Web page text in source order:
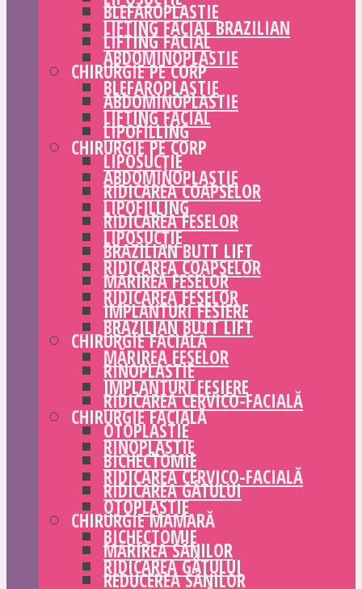
BLEFAROPLASTIE
LIFTING FACIAL
CHIRURGIE PE CORP
ABDOMINOPLASTIE
LIPOFILLING
LIPOSUCȚIE
RIDICAREA COAPSELOR
RIDICAREA FESELOR
BRAZILIAN BUTT LIFT
MĂRIREA FESELOR
IMPLANTURI FESIERE
CHIRURGIE FACIALĂ
RINOPLASTIE
RIDICAREA CERVICO-FACIALĂ
OTOPLASTIE
BICHECTOMIE
RIDICAREA GÂTULUI
CHIRURGIE MAMARĂ
MĂRIREA SÂNILOR
REDUCEREA SÂNILOR
LIFTING FACIAL BRAZILIAN
ABDOMINOPLASTIE
BLEFAROPLASTIE
LIFTING FACIAL
CHIRURGIE PE CORP
ABDOMINOPLASTIE
LIPOFILLING
LIPOSUCȚIE
RIDICAREA COAPSELOR
RIDICAREA FESELOR
BRAZILIAN BUTT LIFT
MĂRIREA FESELOR
IMPLANTURI FESIERE
CHIRURGIE FACIALĂ
RINOPLASTIE
RIDICAREA CERVICO-FACIALĂ
OTOPLASTIE
BICHECTOMIE
RIDICAREA GÂTULUI